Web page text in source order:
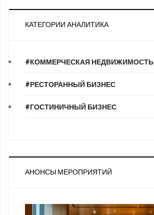
КАТЕГОРИИ АНАЛИТИКА
#КОММЕРЧЕСКАЯ НЕДВИЖИМОСТЬ
#РЕСТОРАННЫЙ БИЗНЕС
#ГОСТИНИЧНЫЙ БИЗНЕС
АНОНСЫ МЕРОПРИЯТИЙ